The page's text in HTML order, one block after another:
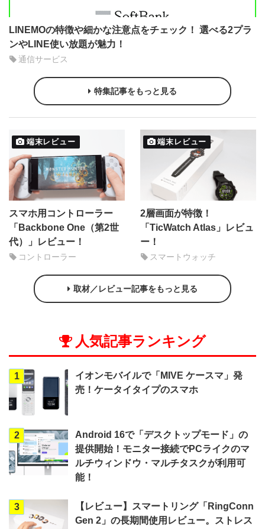
LINEMOの特徴や細かな注意点をチェック！ 選べる2プラ
ンやLINE使い放題が魅力！
通信サービス
特集記事をもっと見る
端末レビュー
スマホ用コントローラー
「Backbone One（第2世
代）」レビュー！
コントローラー
端末レビュー
2層画面が特徴！
「TicWatch Atlas」レビュ
ー！
スマートウォッチ
取材／レビュー記事をもっと見る
人気記事ランキング
1
イオンモバイルで「MIVE ケースマ」発
売！ケータイタイプのスマホ
2
Android 16で「デスクトップモード」の
提供開始！モニター接続でPCライクのマ
ルチウィンドウ・マルチタスクが利用可
能！
3
【レビュー】スマートリング「RingConn
Gen 2」の長期間使用レビュー。ストレス